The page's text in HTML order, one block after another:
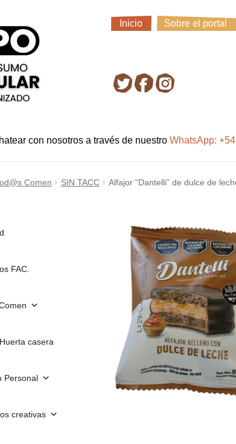
Inicio Sobre el portal
Retirando en Roca Negra
con nosotros a través de nuestroWhatsApp:
Comen SIN TACC Alfajor “Dantelli” de dulce de
FAC.
casera
Personal
creativas